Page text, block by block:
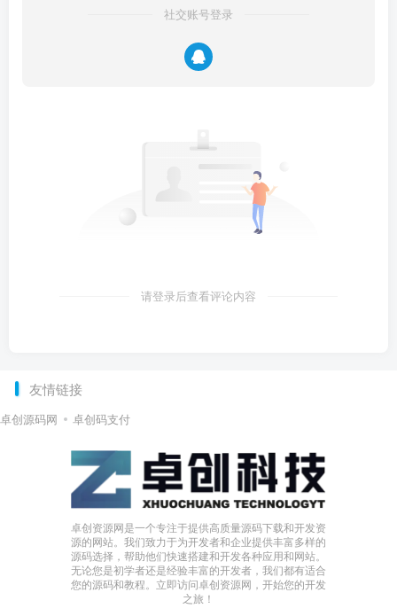
社交账号登录
请登录后查看评论内容
友情链接
卓创源码网 卓创码支付
卓创资源网是一个专注于提供高质量源码下载和开发资
源的网站。我们致力于为开发者和企业提供丰富多样的
源码选择，帮助他们快速搭建和开发各种应用和网站。
无论您是初学者还是经验丰富的开发者，我们都有适合
您的源码和教程。立即访问卓创资源网，开始您的开发
之旅！